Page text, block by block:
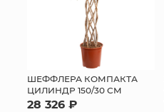
ШЕФФЛЕРА КОМПАКТА
ЦИЛИНДР 150/30 СМ
28 326 ₽